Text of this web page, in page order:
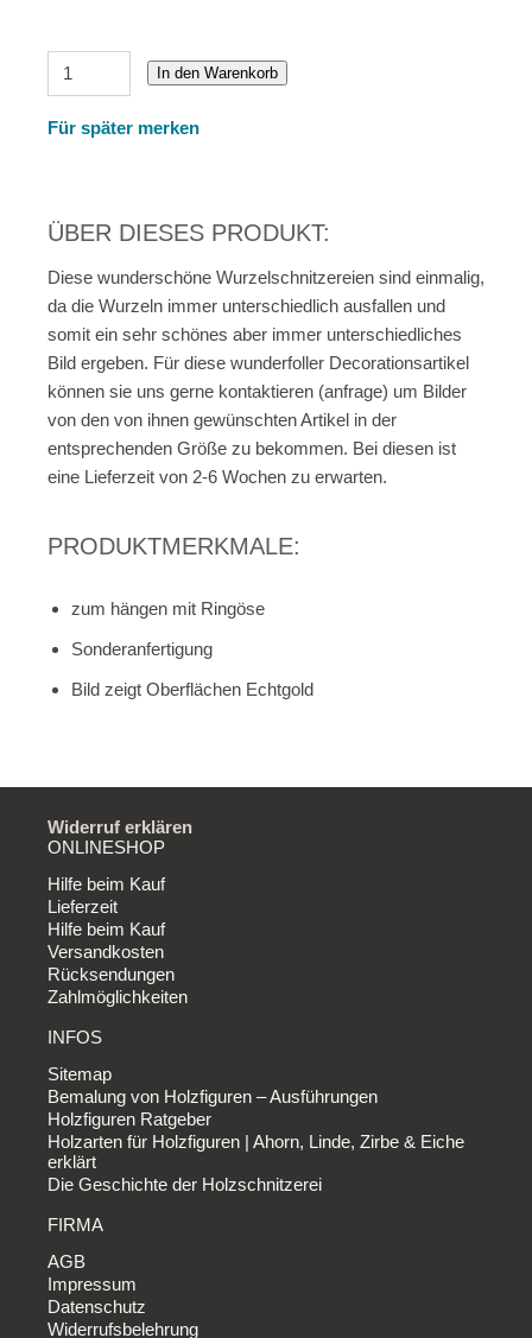
In den Warenkorb
Für später merken
ÜBER DIESES PRODUKT:
Diese wunderschöne Wurzelschnitzereien sind einmalig,
da die Wurzeln immer unterschiedlich ausfallen und
somit ein sehr schönes aber immer unterschiedliches
Bild ergeben. Für diese wunderfoller Decorationsartikel
können sie uns gerne kontaktieren (anfrage) um Bilder
von den von ihnen gewünschten Artikel in der
entsprechenden Größe zu bekommen. Bei diesen ist
eine Lieferzeit von 2-6 Wochen zu erwarten.
PRODUKTMERKMALE:
zum hängen mit Ringöse
Sonderanfertigung
Bild zeigt Oberflächen Echtgold
Widerruf erklären
ONLINESHOP
Hilfe beim Kauf
Lieferzeit
Hilfe beim Kauf
Versandkosten
Rücksendungen
Zahlmöglichkeiten
INFOS
Sitemap
Bemalung von Holzfiguren – Ausführungen
Holzfiguren Ratgeber
Holzarten für Holzfiguren | Ahorn, Linde, Zirbe & Eiche
erklärt
Die Geschichte der Holzschnitzerei
FIRMA
AGB
Impressum
Datenschutz
Widerrufsbelehrung